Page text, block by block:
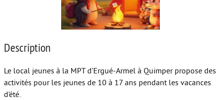
Vie de couple
Description
Le local jeunes à la MPT d’Ergué-Armel à Quimper propose des
activités pour les jeunes de 10 à 17 ans pendant les vacances
d’été.